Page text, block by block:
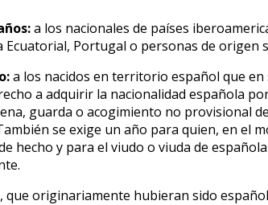
a los nacionales de países
Ecuatorial, Portugal o personas de origen
a los nacidos en territorio español que
a adquirir la nacionalidad española
guarda o acogimiento no provisional
se exige un año para quien, en el
hecho y para el viudo o viuda de
que originariamente hubieran sido